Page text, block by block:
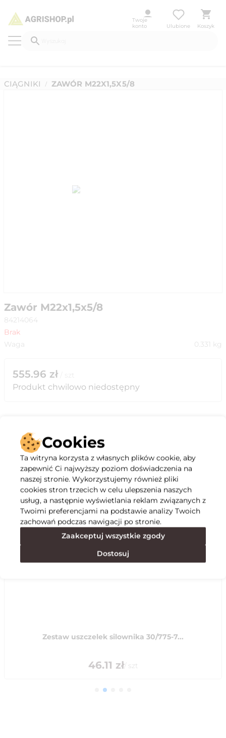
Twoje
konto
Ulubione Koszyk
CIĄGNIKI / ZAWÓR M22X1,5X5/8
Zawór M22x1,5x5/8
84214064
Brak
Waga
0.331 kg
555.96 zł
Produkt chwilowo niedostępny
Opis
Specyfikacja
Polecane
Zestaw uszczelek silownika 30/775-7...
46.11 zł/ szt
Cookies
Ta witryna korzysta z własnych plików cookie, aby
zapewnić Ci najwyższy poziom doświadczenia na
naszej stronie. Wykorzystujemy również pliki
cookies stron trzecich w celu ulepszenia naszych
usług, a następnie wyświetlania reklam związanych z
Twoimi preferencjami na podstawie analizy Twoich
zachowań podczas nawigacji po stronie.
Zaakceptuj wszystkie zgody
Dostosuj